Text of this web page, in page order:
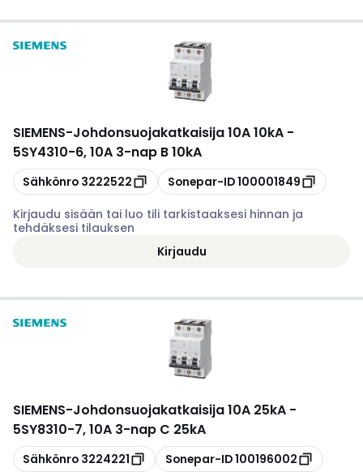
SIEMENS-Johdonsuojakatkaisija 10A 10kA -
5SY4310-6, 10A 3-nap B 10kA
Kopioi
Sähkönro 3222522 Kopioi
Sonepar-ID100001849
Kirjaudu sisään tai luo tili tarkistaaksesi hinnan ja
tehdäksesi tilauksen
Kirjaudu
SIEMENS-Johdonsuojakatkaisija 10A 25kA -
5SY8310-7, 10A 3-nap C 25kA
Kopioi
Sähkönro 3224221 Kopioi
Sonepar-ID100196002